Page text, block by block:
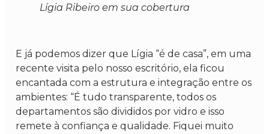
Lígia Ribeiro em sua cobertura
E já podemos dizer que Lígia “é de casa”, em uma
recente visita pelo nosso escritório, ela ficou
encantada com a estrutura e integração entre os
ambientes: “É tudo transparente, todos os
departamentos são divididos por vidro e isso
remete à confiança e qualidade. Fiquei muito